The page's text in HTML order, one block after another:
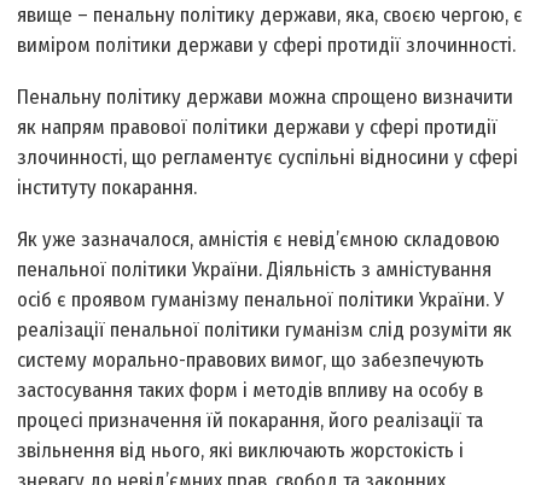
явище – пенальну політику держави, яка, своєю чергою, є
виміром політики держави у сфері протидії злочинності.
Пенальну політику держави можна спрощено визначити
як напрям правової політики держави у сфері протидії
злочинності, що регламентує суспільні відносини у сфері
інституту покарання.
Як уже зазначалося, амністія є невід’ємною складовою
пенальної політики України. Діяльність з амністування
осіб є проявом гуманізму пенальної політики України. У
реалізації пенальної політики гуманізм слід розуміти як
систему морально-правових вимог, що забезпечують
застосування таких форм і методів впливу на особу в
процесі призначення їй покарання, його реалізації та
звільнення від нього, які виключають жорстокість і